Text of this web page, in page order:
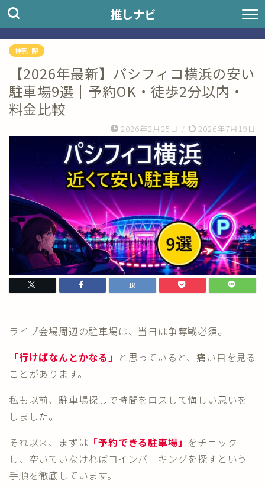
推しナビ
神奈川県
【2026年最新】パシフィコ横浜の安い
駐車場9選｜予約OK・徒歩2分以内・
料金比較
2026年2月25日 / 2026年7月19日
ライブ会場周辺の駐車場は、当日は争奪戦必須。
「行けばなんとかなる」 と思っていると、痛い目を見る
ことがあります。
私も以前、駐車場探しで時間をロスして悔しい思いを
しました。
それ以来、まずは 「予約できる駐車場」 をチェック
し、空いていなければコインパーキングを探すという
手順を徹底しています。